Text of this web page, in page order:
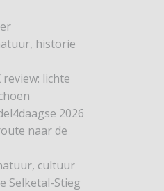
historie
review: lichte
2026
naar de
cultuur
Selketal-Stieg